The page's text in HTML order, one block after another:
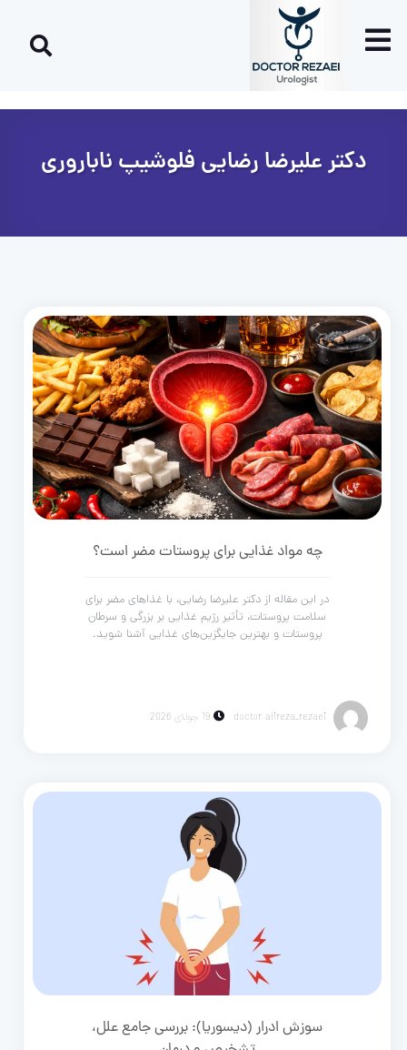
دکتر علیرضا رضایی فلوشیپ ناباروری
چه مواد غذایی برای پروستات مضر است؟
در این مقاله از دکتر علیرضا رضایی، با غذاهای مضر برای
سلامت پروستات، تأثیر رژیم غذایی بر بزرگی و سرطان
پروستات و بهترین جایگزین‌های غذایی آشنا شوید.
doctor alireza_rezaei 19 جولای 2026
سوزش ادرار (دیسوریا): بررسی جامع علل،